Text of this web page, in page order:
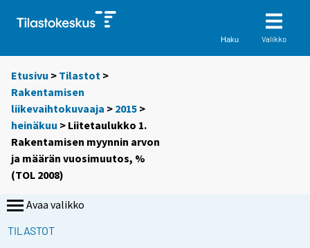
Haku Valikko
Etusivu > Tilastot >
Rakentamisen
liikevaihtokuvaaja > 2015 >
heinäkuu > Liitetaulukko 1.
Rakentamisen myynnin arvon
ja määrän vuosimuutos, %
(TOL 2008)
Avaa valikko
TILASTOT